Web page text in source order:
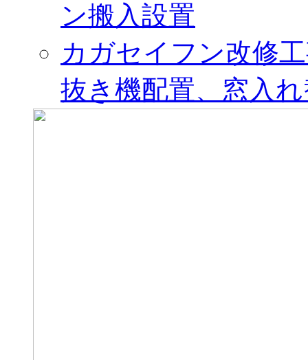
ン搬入設置
カガセイフン改修
抜き機配置、窓入